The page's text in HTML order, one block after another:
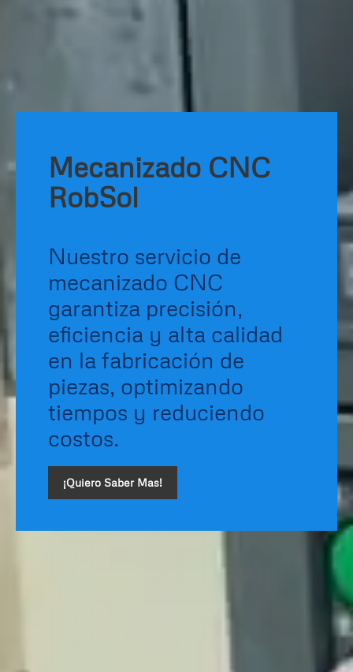
Mecanizado CNC
RobSol
Nuestro servicio de
mecanizado CNC
garantiza precisión,
eficiencia y alta calidad
en la fabricación de
piezas, optimizando
tiempos y reduciendo
costos.
¡quiero Saber Mas!